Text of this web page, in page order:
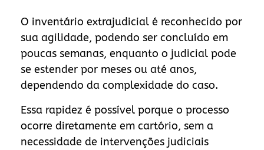
O inventário extrajudicial é reconhecido por
sua agilidade, podendo ser concluído em
poucas semanas, enquanto o judicial pode
se estender por meses ou até anos,
dependendo da complexidade do caso.
Essa rapidez é possível porque o processo
ocorre diretamente em cartório, sem a
necessidade de intervenções judiciais